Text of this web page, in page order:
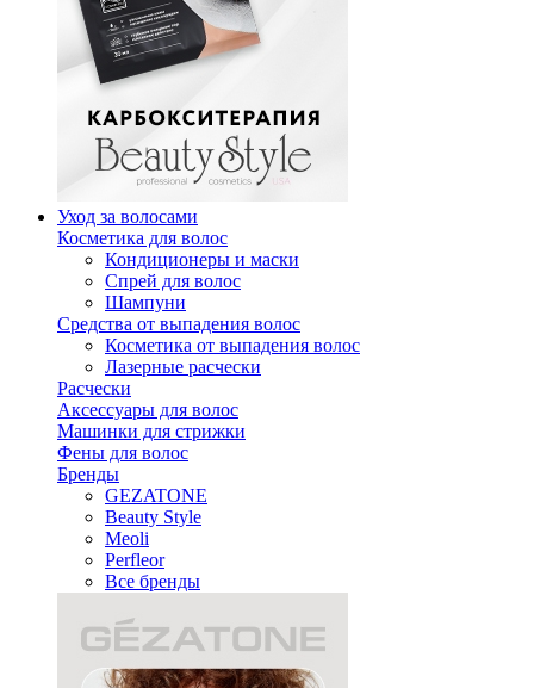
Уход за волосами
Косметика для волос
Кондиционеры и маски
Спрей для волос
Шампуни
Средства от выпадения волос
Косметика от выпадения волос
Лазерные расчески
Расчески
Аксессуары для волос
Машинки для стрижки
Фены для волос
Бренды
GEZATONE
Beauty Style
Meoli
Perfleor
Все бренды